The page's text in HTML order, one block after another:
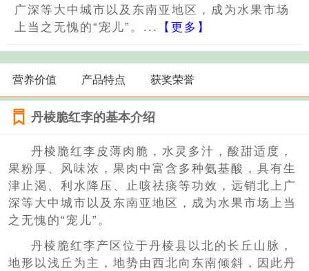
广深等大中城市以及东南亚地区，成为水果市场
上当之无愧的“宠儿”。...
【更多】
营养价值 产品特点 获奖荣誉
丹棱脆红李的基本介绍
丹棱脆红李皮薄肉脆，水灵多汁，酸甜适度，
果粉厚、风味浓，果肉中富含多种氨基酸，具有生
津止渴、利水降压、止咳祛痰等功效，远销北上广
深等大中城市以及东南亚地区，成为水果市场上当
之无愧的“宠儿”。
丹棱脆红李产区位于丹棱县以北的长丘山脉，
地形以浅丘为主，地势由西北向东南倾斜，因此丹